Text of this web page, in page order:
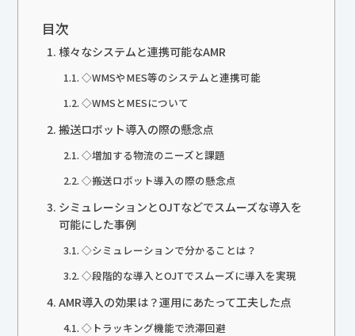
目次
様々なシステムと連携可能なAMR
◇WMSやMES等のシステムと連携可能
◇WMSとMESについて
搬送ロボット導入の際の懸念点
◇増加する物流のニーズと課題
◇搬送ロボット導入の際の懸念点
シミュレーションとOJTなどでスムーズな導入を
可能にした事例
◇シミュレーションで分かることは？
◇段階的な導入とOJTでスムーズに導入を実現
AMR導入の効果は？運用にあたって工夫した点
◇トラッキング機能で渋滞回避